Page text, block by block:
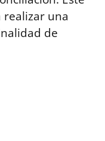
una
de